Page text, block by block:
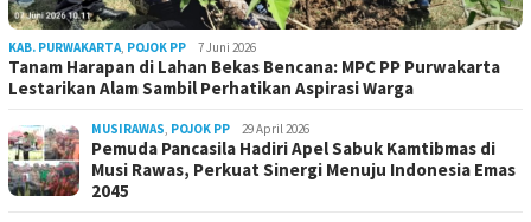
KAB. PURWAKARTA, POJOK PP 7 Juni 2026
Tanam Harapan di Lahan Bekas Bencana: MPC PP Purwakarta
Lestarikan Alam Sambil Perhatikan Aspirasi Warga
MUSIRAWAS, POJOK PP 29 April 2026
Pemuda Pancasila Hadiri Apel Sabuk Kamtibmas di
Musi Rawas, Perkuat Sinergi Menuju Indonesia Emas
2045